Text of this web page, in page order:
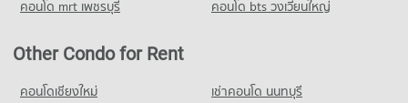
คอนโด mrt เพชรบุรี
คอนโด bts วงเวียนใหญ่
Other Condo for Rent
คอนโดเชียงใหม่
เช่าคอนโด นนทบุรี